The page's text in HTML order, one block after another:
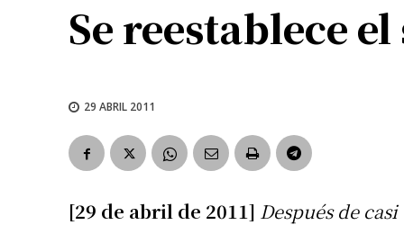
Se reestablece
29 ABRIL 2011
[29 de abril de 2011] Después de